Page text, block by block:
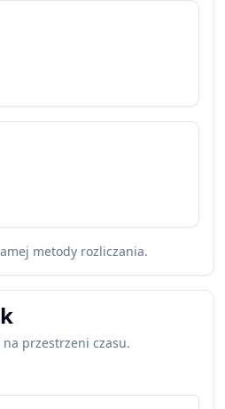
metody rozliczania.
przestrzeni czasu.